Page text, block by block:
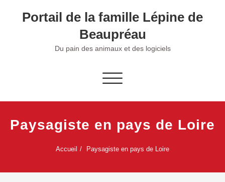
Portail de la famille Lépine de
Beaupréau
Du pain des animaux et des logiciels
Afficher/masquer la navigation
Paysagiste en pays de Loire
Accueil Paysagiste en pays de Loire